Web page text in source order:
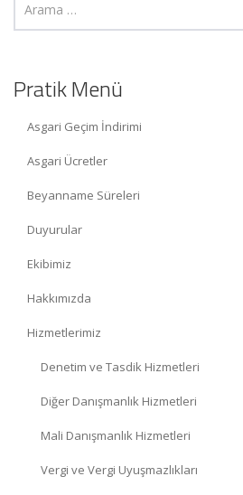
Pratik Menü
Asgari Geçim İndirimi
Asgari Ücretler
Beyanname Süreleri
Duyurular
Ekibimiz
Hakkımızda
Hizmetlerimiz
Denetim ve Tasdik Hizmetleri
Diğer Danışmanlık Hizmetleri
Mali Danışmanlık Hizmetleri
Vergi ve Vergi Uyuşmazlıkları